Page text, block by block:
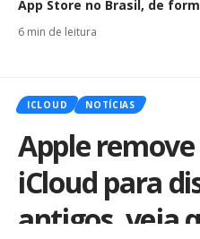
App Store no Brasil, de
6 min de leitura
ICLOUD NOTÍCIAS
Apple remove
iCloud para
antigos, veja